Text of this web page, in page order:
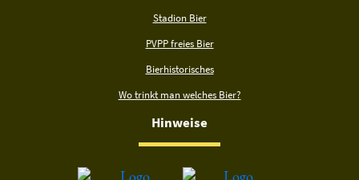
Stadion Bier
PVPP freies Bier
Bierhistorisches
Wo trinkt man welches Bier?
Hinweise